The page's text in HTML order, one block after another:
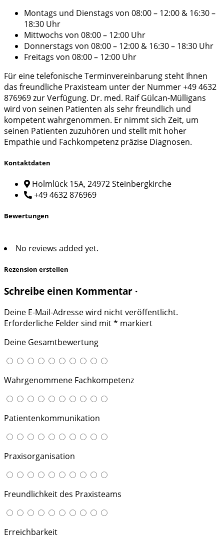
Montags und Dienstags von 08:00 – 12:00 & 16:30 –
18:30 Uhr
Mittwochs von 08:00 – 12:00 Uhr
Donnerstags von 08:00 – 12:00 & 16:30 – 18:30 Uhr
Freitags von 08:00 – 12:00 Uhr
Für eine telefonische Terminvereinbarung steht Ihnen
das freundliche Praxisteam unter der Nummer +49 4632
876969 zur Verfügung. Dr. med. Raif Gülcan-Mülligans
wird von seinen Patienten als sehr freundlich und
kompetent wahrgenommen. Er nimmt sich Zeit, um
seinen Patienten zuzuhören und stellt mit hoher
Empathie und Fachkompetenz präzise Diagnosen.
Kontaktdaten
Holmlück 15A, 24972 Steinbergkirche
+49 4632 876969
Bewertungen
No reviews added yet.
Rezension erstellen
Schreibe einen Kommentar ·
Deine E-Mail-Adresse wird nicht veröffentlicht.
Erforderliche Felder sind mit* markiert
Deine Gesamtbewertung
Wahrgenommene Fachkompetenz
Patientenkommunikation
Praxisorganisation
Freundlichkeit des Praxisteams
Erreichbarkeit